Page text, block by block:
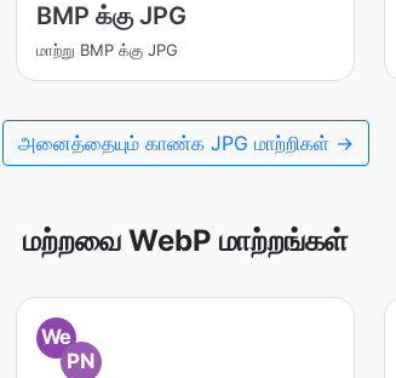
BMP க்கு JPG
மாற்று BMP க்கு JPG
அனைத்தையும் காண்க JPG மாற்றிகள் →
மற்றவை WebP மாற்றங்கள்
We
PN